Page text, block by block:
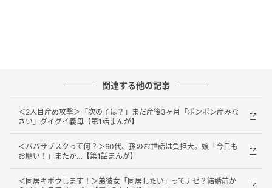
出典：select.mamastar.jp
関連する他の記事
＜2人目産め攻撃＞「次の子は？」まだ産後3ヶ月「ポンポン産みな
さい」グイグイ義母【第1話まんが】
＜ババサブスクって何？＞60代、孫のお世話は負担大。娘「今日も
お願い！」またか…【第1話まんが】
＜同居キボウします！＞弟彼女「同居したい」ってナゼ？結婚前か